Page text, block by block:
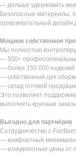
— дольше удерживать
Безопасные материалы,
привлекательный дизайн
Мощное собственное
Мы полностью
— 500+
— более 150 000 изделий
— собственный цех
— склад готовой
Это позволяет
выполнять крупные
Выгодно для партнёров
Сотрудничество с
— комфортный
— конкурентные цены от